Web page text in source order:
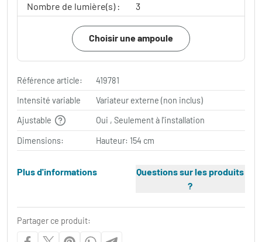
Nombre de lumière(s) :
3
Choisir une ampoule
Référence article:
419781
Intensité variable
Variateur externe (non inclus)
Ajustable
Oui , Seulement à l'installation
Dimensions: Hauteur: 154 cm
Plus d'informations
Questions sur les produits
?
Partager ce produit: